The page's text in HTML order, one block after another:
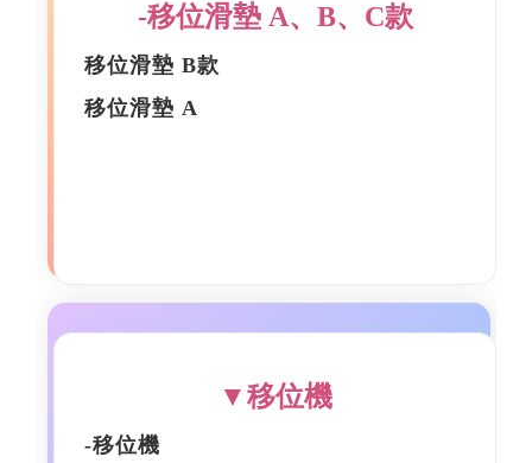
-移位滑墊 A、B、C款
移位滑墊 B款
移位滑墊 A
▼移位機
-移位機